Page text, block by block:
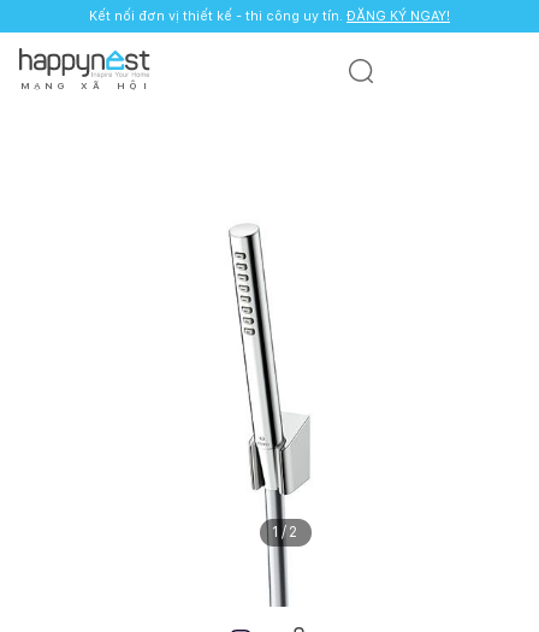
Kết nối đơn vị thiết kế - thi công uy tín. ĐĂNG KÝ NGAY!
M Ạ N G X Ã H Ộ I
1 / 2